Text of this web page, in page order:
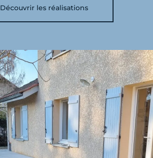
Découvrir les réalisations